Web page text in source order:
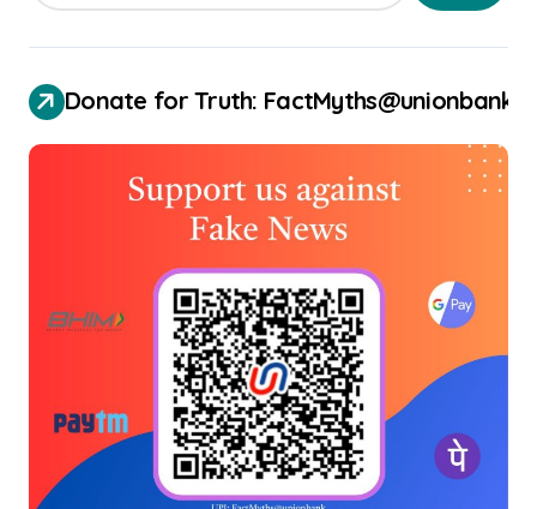
Donate for Truth: FactMyths@unionbank